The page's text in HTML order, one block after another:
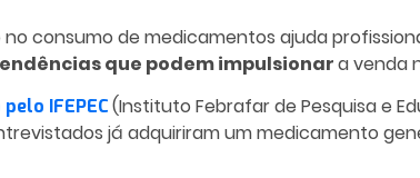
consumo de medicamentos ajuda
que podem impulsionara venda
IFEPEC(Instituto Febrafar de Pesquisa e
já adquiriram um medicamento